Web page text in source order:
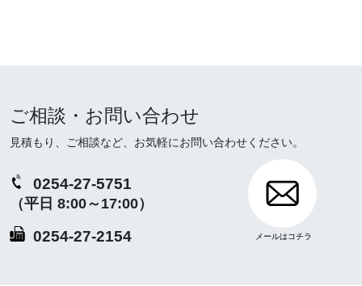
ご相談・お問い合わせ
見積もり、ご相談など、お気軽にお問い合わせください。
0254-27-5751
（平日 8:00～17:00）
0254-27-2154